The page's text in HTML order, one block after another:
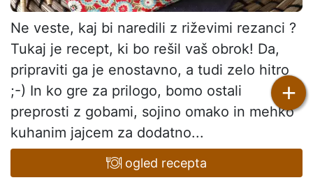
Ne veste, kaj bi naredili z riževimi rezanci ?
Tukaj je recept, ki bo rešil vaš obrok! Da,
pripraviti ga je enostavno, a tudi zelo hitro
;-) In ko gre za prilogo, bomo ostali
preprosti z gobami, sojino omako in mehko
kuhanim jajcem za dodatno...
ogled recepta
+